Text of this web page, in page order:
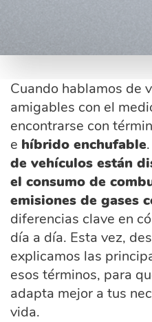
Cuando hablamos de
amigables con el
encontrarse con
e híbrido enchufable
de vehículos están
el consumo de
emisiones de gases
diferencias clave en
día a día. Esta vez,
explicamos las
esos términos, para
adapta mejor a tus
vida.